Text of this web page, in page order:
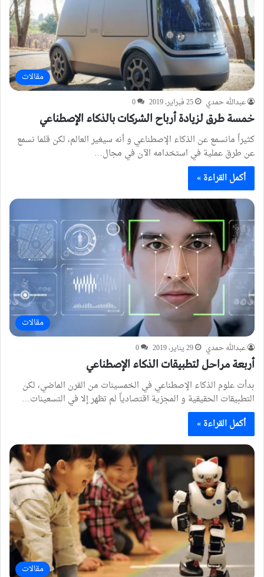
مقالات
عبدالله حمدي 25 فبراير، 2019 0
خمسة طرق لزيادة أرباح الشركات بالذكاء الإصطناعي
كثيراً مانسمع عن الذكاء الإصطناعي و أنه سيغير العالم، لكن قلما نسمع
عن طرق عملية في استخدامه الآن في مجال…
أكمل القراءة »
مقالات
عبدالله حمدي 29 يناير، 2019 0
أربعة مراحل لتطبيقات الذكاء الإصطناعي
بدأت علوم الذكاء الإصطناعي في الخمسينات من القرن الماضي، لكن
التطبيقات الحقيقية و المجزية اقتصادياً لم تظهر إلا في التسعينات…
أكمل القراءة »
مقالات